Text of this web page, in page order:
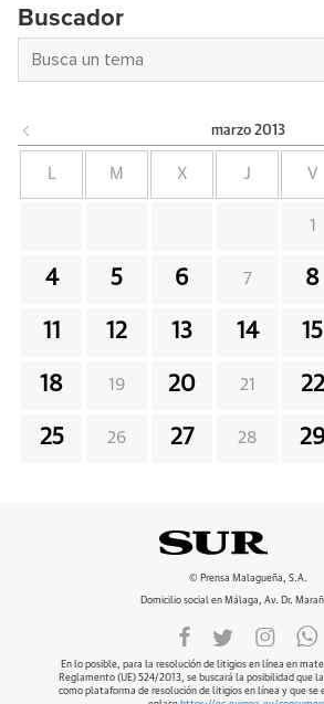
Buscador
marzo 2013
L M X J V
1
4 5 6 7 8
11 12 13 14 15
18 19 20 21 22
25 26 27 28 29
© Prensa Malagueña, S.A.
Domicilio social en Málaga, Av. Dr.
En lo posible, para la resolución de litigios en línea en
Reglamento (UE) 524/2013, se buscará la posibilidad que
como plataforma de resolución de litigios en línea y que se